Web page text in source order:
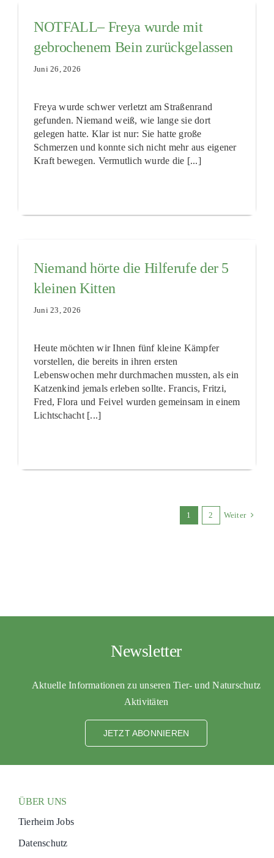
NOTFALL– Freya wurde mit
gebrochenem Bein zurückgelassen
Juni 26, 2026
Freya wurde schwer verletzt am Straßenrand
gefunden. Niemand weiß, wie lange sie dort
gelegen hatte. Klar ist nur: Sie hatte große
Schmerzen und konnte sich nicht mehr aus eigener
Kraft bewegen. Vermutlich wurde die [...]
Niemand hörte die Hilferufe der 5
kleinen Kitten
Juni 23, 2026
Heute möchten wir Ihnen fünf kleine Kämpfer
vorstellen, die bereits in ihren ersten
Lebenswochen mehr durchmachen mussten, als ein
Katzenkind jemals erleben sollte. Francis, Fritzi,
Fred, Flora und Feivel wurden gemeinsam in einem
Lichtschacht [...]
1 2 Weiter
Newsletter
Aktuelle Informationen zu unseren Tier- und Naturschutz
Aktivitäten
JETZT ABONNIEREN
ÜBER UNS
Tierheim Jobs
Datenschutz